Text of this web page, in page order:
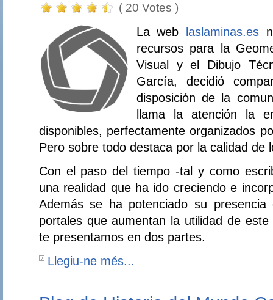
( 20 Votes )
La web laslaminas.es
recursos para la
Visual y el Dibujo
García, decidió
disposición de la
llama la atención la
disponibles, perfectamente organizados
Pero sobre todo destaca por la calidad de
Con el paso del tiempo -tal y como
una realidad que ha ido creciendo e
Además se ha potenciado su
portales que aumentan la utilidad de
te presentamos en dos partes.
Llegiu-ne més...